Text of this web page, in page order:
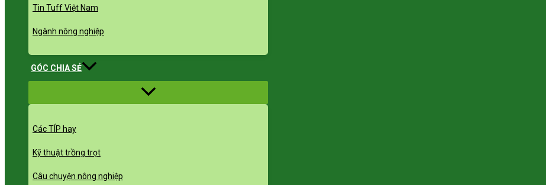
Tin Tuff Việt Nam
Ngành nông nghiệp
GÓC CHIA SẺ
Menu
Toggle
Các TÍP hay
Kỹ thuật trồng trọt
Câu chuyện nông nghiệp